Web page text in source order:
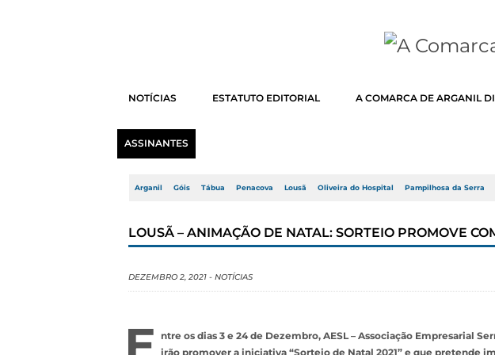
NOTÍCIAS ESTATUTO EDITORIAL A COMARCA DE ARGANIL
ASSINANTES
Arganil Góis Tábua Penacova Lousã Oliveira do Hospital Pampilhosa da Serra
LOUSÃ – ANIMAÇÃO DE NATAL: SORTEIO PROMOVE
DEZEMBRO 2, 2021 - NOTÍCIAS
ntre os dias 3 e 24 de Dezembro, AESL – Associação Empresarial
irão promover a iniciativa “Sorteio de Natal 2021” e que pretende